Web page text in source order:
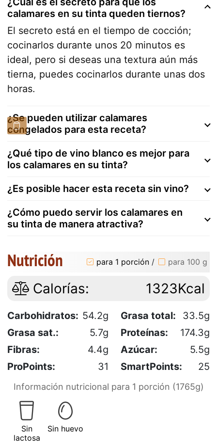
calamares en su tinta queden tiernos?
El secreto está en el tiempo de cocción;
cocinarlos durante unos 20 minutos es
ideal, pero si deseas una textura aún más
tierna, puedes cocinarlos durante unas dos
horas.
¿Se pueden utilizar calamares
congelados para esta receta?
¿Qué tipo de vino blanco es mejor para
los calamares en su tinta?
¿Es posible hacer esta receta sin vino?
¿Cómo puedo servir los calamares en
su tinta de manera atractiva?
Nutrición para 1 porción / para 100 g
Calorías: 1323Kcal
Carbohidratos: 54.2g Grasa total:
33.5g
Grasa sat.:
5.7g Proteínas:
174.3g
Fibras:
4.4g Azúcar:
5.5g
ProPoints:
31 SmartPoints: 25
Información nutricional para 1 porción (1765g)
Sin
lactosa
Sin huevo